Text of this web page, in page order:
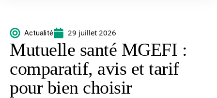
Actualité 29 juillet 2026
Mutuelle santé MGEFI :
comparatif, avis et tarif
pour bien choisir